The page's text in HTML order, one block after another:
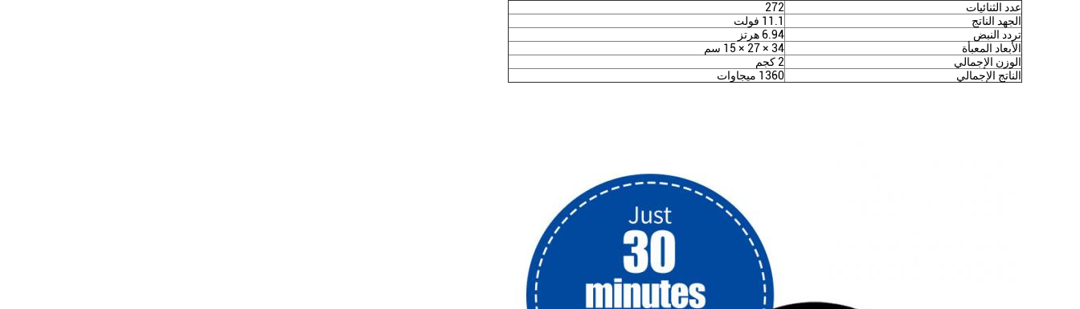
عدد الثنائيات
272
الجهد الناتج
11.1 فولت
تردد النبض
6.94 هرتز
الأبعاد المعبأة
34 × 27 × 15 سم
الوزن الإجمالي
2 كجم
الناتج الإجمالي
1360 ميجاوات